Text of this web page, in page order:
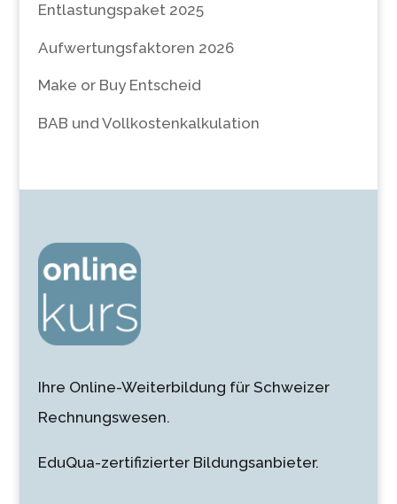
Entlastungspaket 2025
Aufwertungsfaktoren 2026
Make or Buy Entscheid
BAB und Vollkostenkalkulation
Ihre Online-Weiterbildung für Schweizer
Rechnungswesen.
EduQua-zertifizierter Bildungsanbieter.